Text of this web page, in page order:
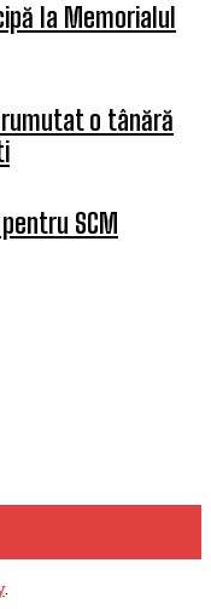
la Memorialul
o tânără
SCM
.